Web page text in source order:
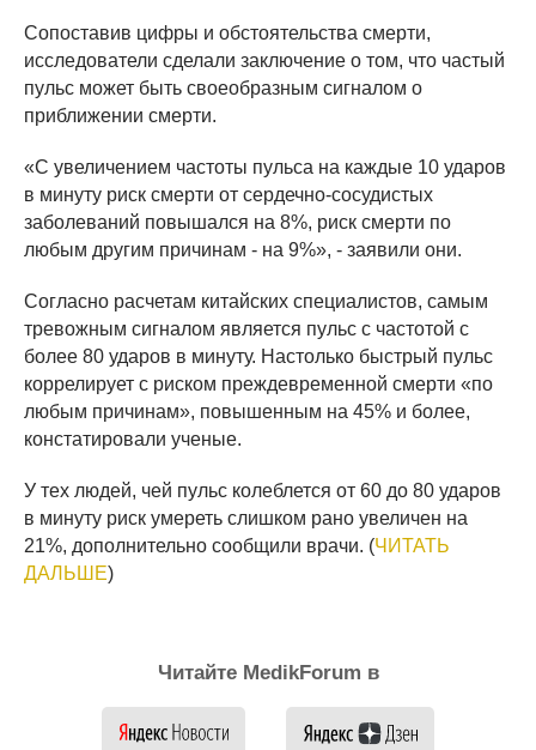
Сопоставив цифры и обстоятельства смерти,
исследователи сделали заключение о том, что частый
пульс может быть своеобразным сигналом о
приближении смерти.
«С увеличением частоты пульса на каждые 10 ударов
в минуту риск смерти от сердечно-сосудистых
заболеваний повышался на 8%, риск смерти по
любым другим причинам - на 9%», - заявили они.
Согласно расчетам китайских специалистов, самым
тревожным сигналом является пульс с частотой с
более 80 ударов в минуту. Настолько быстрый пульс
коррелирует с риском преждевременной смерти «по
любым причинам», повышенным на 45% и более,
констатировали ученые.
У тех людей, чей пульс колеблется от 60 до 80 ударов
в минуту риск умереть слишком рано увеличен на
21%, дополнительно сообщили врачи. (ЧИТАТЬ
ДАЛЬШЕ)
Читайте MedikForum в